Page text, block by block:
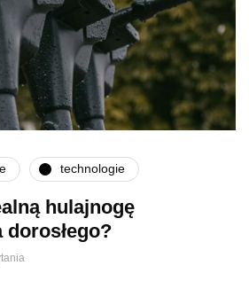
technologie
hulajnogę